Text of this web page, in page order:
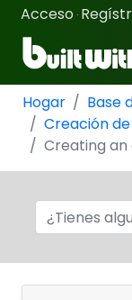
Acceso ·
Hogar
Base
Creación
Creating